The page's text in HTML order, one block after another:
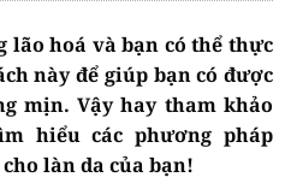
lão hoá và bạn có thể thực
này để giúp bạn có được
mịn. Vậy hay tham khảo
hiểu các phương pháp
làn da của bạn!